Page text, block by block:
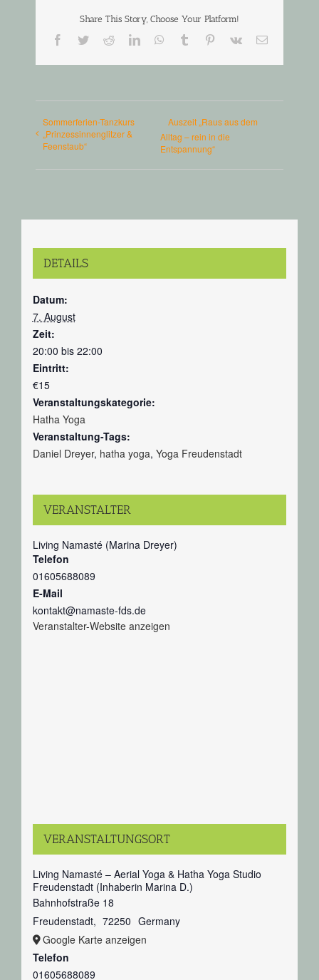
Share This Story, Choose Your Platform!
Facebook
TwitterRedditLinkedInWhatsApp
Tumblr Pinterest
Vk
E-
Sommerferien-Tanzkurs
„Prinzessinnenglitzer &
Feenstaub“
Auszeit „Raus aus dem
Alltag – rein in die
Entspannung“
DETAILS
Datum:
7. August
Zeit:
20:00 bis 22:00
Eintritt:
€15
Veranstaltungskategorie:
Hatha Yoga
Veranstaltung-Tags:
Daniel Dreyer, hatha yoga, Yoga Freudenstadt
VERANSTALTER
Living Namasté (Marina Dreyer)
Telefon
01605688089
E-Mail
kontakt@namaste-fds.de
Veranstalter-Website anzeigen
VERANSTALTUNGSORT
Living Namasté – Aerial Yoga & Hatha Yoga Studio
Freudenstadt (Inhaberin Marina D.)
Bahnhofstraße 18
Freudenstadt, 72250 Germany
Google Karte anzeigen
Telefon
01605688089